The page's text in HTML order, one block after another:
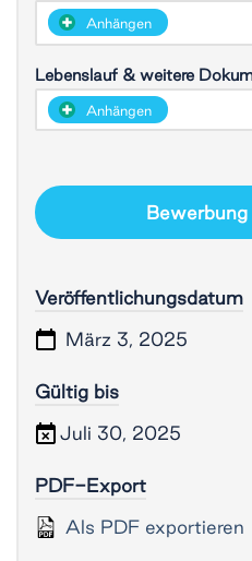
​Anhängen
Lebenslauf & weitere
​Anhängen
Veröffentlichungsdatum
März 3, 2025
Gültig bis
Juli 30, 2025
PDF-Export
Als PDF exportieren